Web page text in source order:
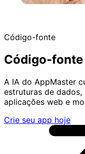
Código-fonte
Código-fonte
A IA do AppMaster
estruturas de
aplicações web e
Crie seu app hoje